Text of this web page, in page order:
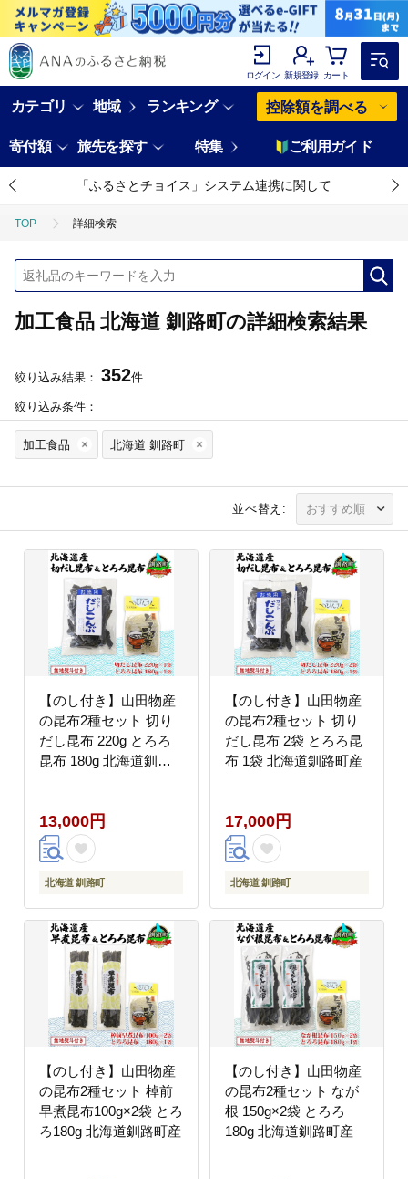
ログイン 新規登録 カート
カテゴリ 地域 ランキング 控除額を調べる
寄付額 旅先を探す 特集 ご利用ガイド
「ふるさとチョイス」システム連携に関して
TOP 詳細検索
加工食品 北海道 釧路町の詳細検索結果
絞り込み結果： 352件
絞り込み条件：
加工食品 北海道 釧路町
並べ替え:
【のし付き】山田物産
の昆布2種セット 切り
だし昆布 220g とろろ
昆布 180g 北海道釧路
13,000円
北海道 釧路町
【のし付き】山田物産
の昆布2種セット 切り
だし昆布 2袋 とろろ昆
布 1袋 北海道釧路町産
17,000円
北海道 釧路町
【のし付き】山田物産
の昆布2種セット 棹前
早煮昆布100g×2袋 とろ
ろ180g 北海道釧路町産
【のし付き】山田物産
の昆布2種セット なが
根 150g×2袋 とろろ
180g 北海道釧路町産